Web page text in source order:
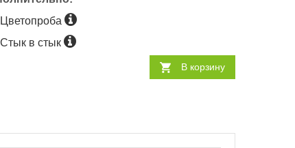
Цветопроба
Стык в стык
В корзину